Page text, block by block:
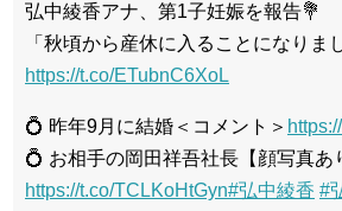
弘中綾香アナ、第1子妊娠を報告💐
「秋頃から産休に入ることになりま
https://t.co/ETubnC6XoL
💍 昨年9月に結婚＜コメント＞
💍 お相手の岡田祥吾社長【顔写真あ
https://t.co/TCLKoHtGyn#弘中綾香 #